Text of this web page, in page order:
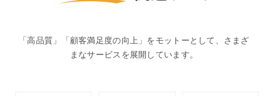
「高品質」「顧客満足度の向上」をモットーとして、さまざ
まなサービスを展開しています。